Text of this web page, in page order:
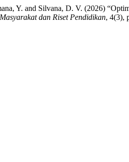
Y. and Silvana, D. V. (2026)
dan Riset Pendidikan, 4(3),